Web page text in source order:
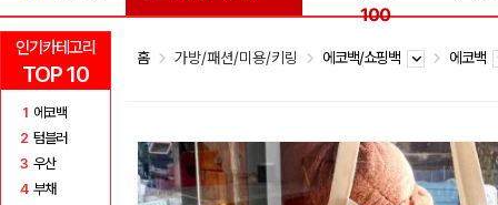
인기카테고리
TOP 10
1 에코백
2 텀블러
3 우산
4 부채
100
홈 가방/패션/미용/키링 에코백/쇼핑백 에코백